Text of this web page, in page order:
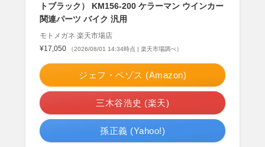
トブラック） KM156-200 ケラーマン ウインカー
関連パーツ バイク 汎用
モトメガネ 楽天市場店
¥17,050
（2026/08/01 14:34時点 | 楽天市場調べ）
ジェフ・ベゾス (Amazon)
三木谷浩史 (楽天)
孫正義 (Yahoo!)